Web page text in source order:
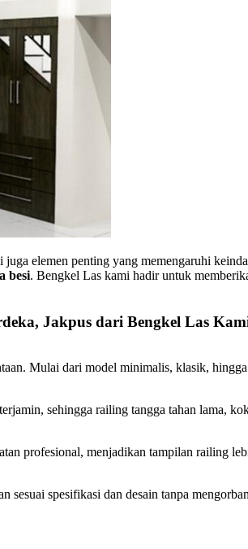
elemen penting yang memengaruhi
besi. Bengkel Las kami hadir untuk
Jakpus dari Bengkel Las
Mulai dari model minimalis, klasik,
sehingga railing tangga tahan lama,
profesional, menjadikan tampilan railing
sesuai spesifikasi dan desain tanpa